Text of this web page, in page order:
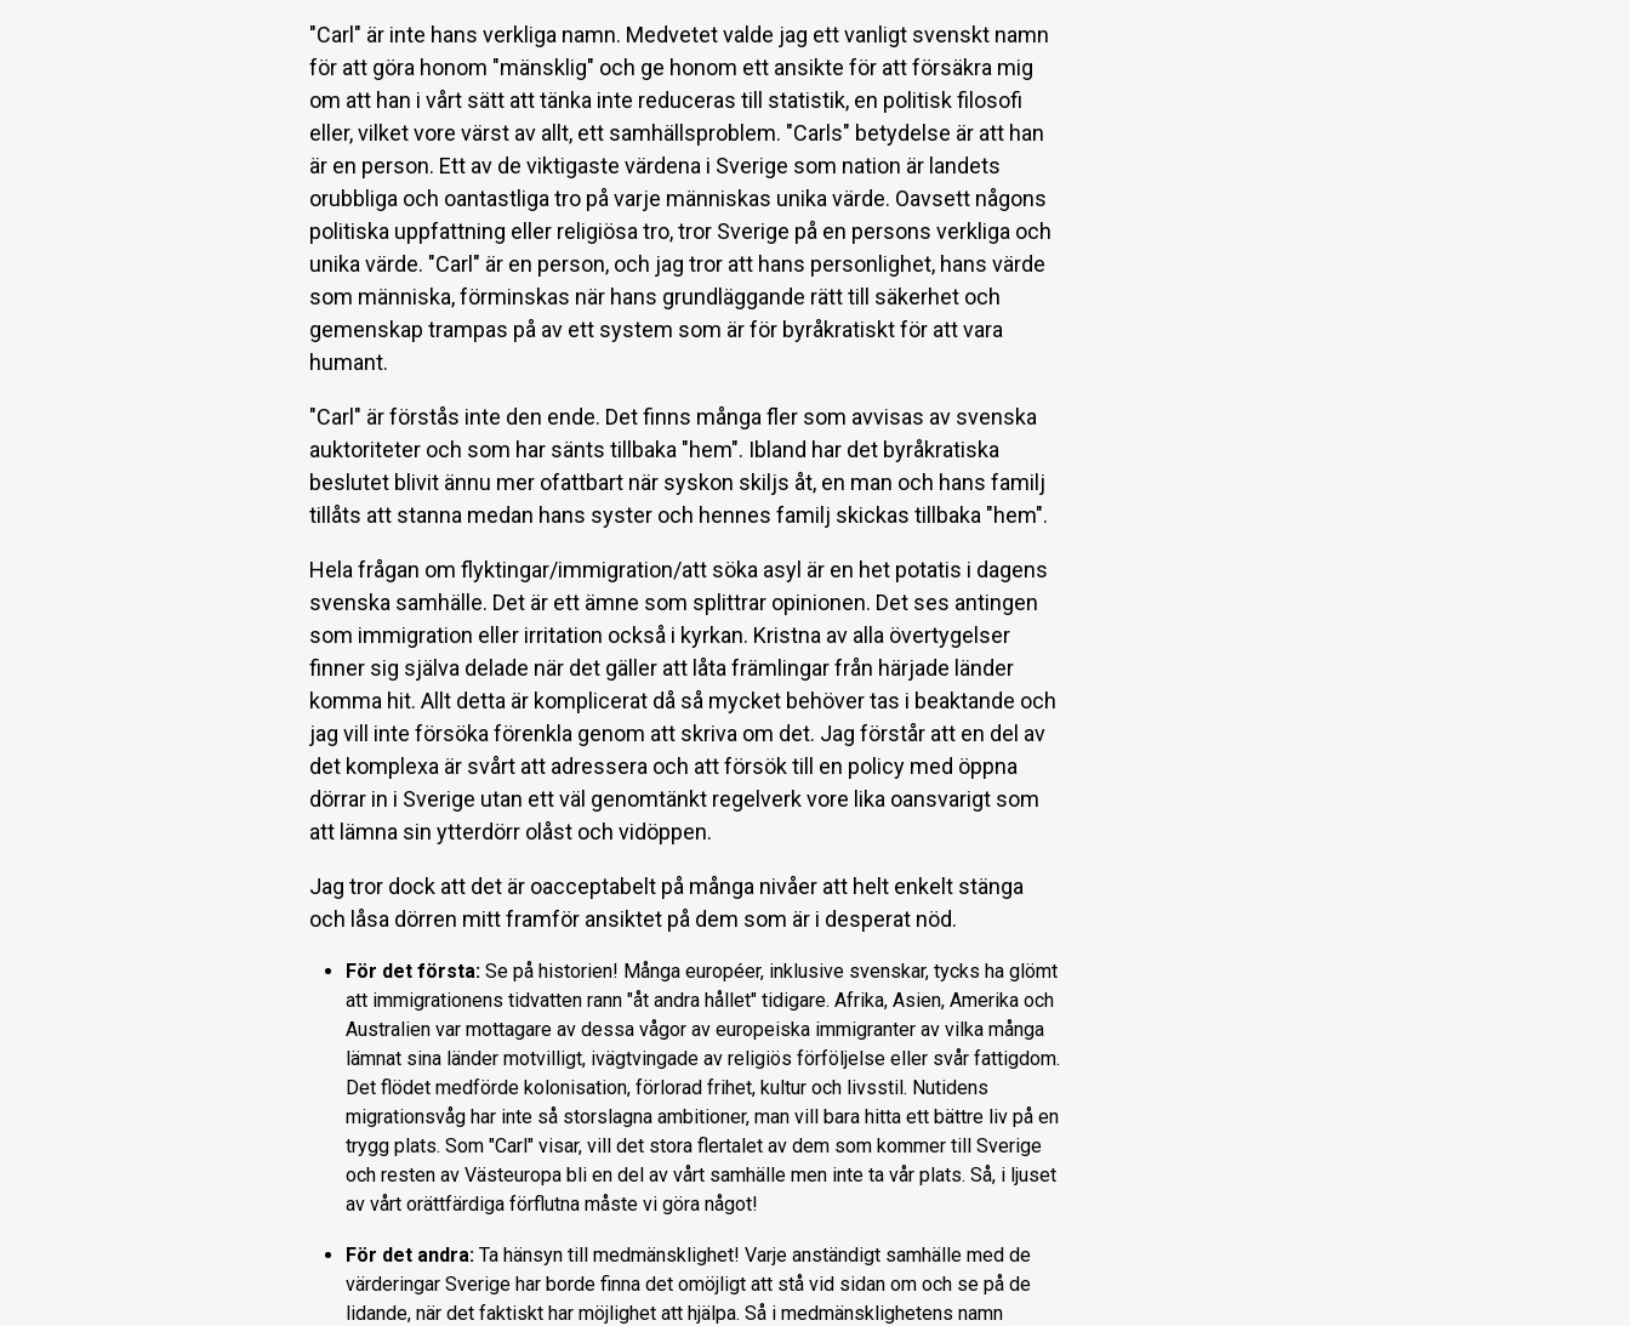
"Carl" är inte hans verkliga namn. Medvetet valde jag ett vanligt svenskt namn
för att göra honom "mänsklig" och ge honom ett ansikte för att försäkra mig
om att han i vårt sätt att tänka inte reduceras till statistik, en politisk filosofi
eller, vilket vore värst av allt, ett samhällsproblem. "Carls" betydelse är att han
är en person. Ett av de viktigaste värdena i Sverige som nation är landets
orubbliga och oantastliga tro på varje människas unika värde. Oavsett någons
politiska uppfattning eller religiösa tro, tror Sverige på en persons verkliga och
unika värde. "Carl" är en person, och jag tror att hans personlighet, hans värde
som människa, förminskas när hans grundläggande rätt till säkerhet och
gemenskap trampas på av ett system som är för byråkratiskt för att vara
humant.
"Carl" är förstås inte den ende. Det finns många fler som avvisas av svenska
auktoriteter och som har sänts tillbaka "hem". Ibland har det byråkratiska
beslutet blivit ännu mer ofattbart när syskon skiljs åt, en man och hans familj
tillåts att stanna medan hans syster och hennes familj skickas tillbaka "hem".
Hela frågan om flyktingar/immigration/att söka asyl är en het potatis i dagens
svenska samhälle. Det är ett ämne som splittrar opinionen. Det ses antingen
som immigration eller irritation också i kyrkan. Kristna av alla övertygelser
finner sig själva delade när det gäller att låta främlingar från härjade länder
komma hit. Allt detta är komplicerat då så mycket behöver tas i beaktande och
jag vill inte försöka förenkla genom att skriva om det. Jag förstår att en del av
det komplexa är svårt att adressera och att försök till en policy med öppna
dörrar in i Sverige utan ett väl genomtänkt regelverk vore lika oansvarigt som
att lämna sin ytterdörr olåst och vidöppen.
Jag tror dock att det är oacceptabelt på många nivåer att helt enkelt stänga
och låsa dörren mitt framför ansiktet på dem som är i desperat nöd.
För det första:Se på historien! Många européer, inklusive svenskar, tycks ha glömt
att immigrationens tidvatten rann "åt andra hållet" tidigare. Afrika, Asien, Amerika och
Australien var mottagare av dessa vågor av europeiska immigranter av vilka många
lämnat sina länder motvilligt, ivägtvingade av religiös förföljelse eller svår fattigdom.
Det flödet medförde kolonisation, förlorad frihet, kultur och livsstil. Nutidens
migrationsvåg har inte så storslagna ambitioner, man vill bara hitta ett bättre liv på en
trygg plats. Som "Carl" visar, vill det stora flertalet av dem som kommer till Sverige
och resten av Västeuropa bli en del av vårt samhälle men inte ta vår plats. Så, i ljuset
av vårt orättfärdiga förflutna måste vi göra något!
För det andra:Ta hänsyn till medmänsklighet! Varje anständigt samhälle med de
värderingar Sverige har borde finna det omöjligt att stå vid sidan om och se på de
lidande, när det faktiskt har möjlighet att hjälpa. Så i medmänsklighetens namn